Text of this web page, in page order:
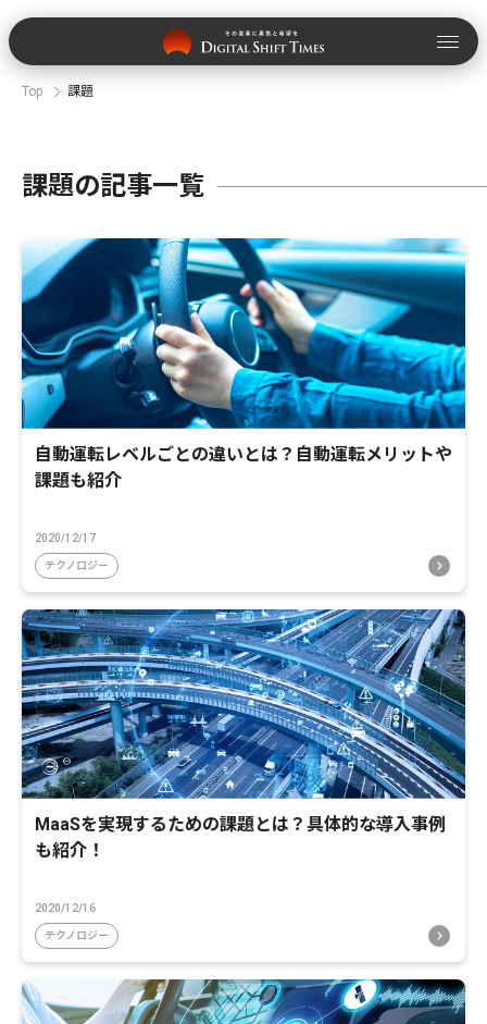
Top 課題
課題の記事一覧
自動運転レベルごとの違いとは？自動運転メリットや
課題も紹介
2020/12/17
テクノロジー
MaaSを実現するための課題とは？具体的な導入事例
も紹介！
2020/12/16
テクノロジー